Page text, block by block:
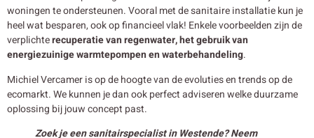
woningen te ondersteunen. Vooral met de sanitaire installatie kun je
heel wat besparen, ook op financieel vlak! Enkele voorbeelden zijn de
verplichterecuperatie van regenwater, het gebruik van
energiezuinige warmtepompen en waterbehandeling.
Michiel Vercamer is op de hoogte van de evoluties en trends op de
ecomarkt. We kunnen je dan ook perfect adviseren welke duurzame
oplossing bij jouw concept past.
Zoek je een sanitairspecialist in Westende? Neem